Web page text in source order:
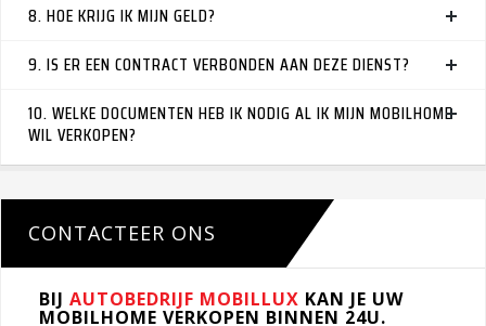
8. HOE KRIJG IK MIJN GELD?
9. IS ER EEN CONTRACT VERBONDEN AAN DEZE DIENST?
10. WELKE DOCUMENTEN HEB IK NODIG AL IK MIJN MOBILHOME
WIL VERKOPEN?
CONTACTEER ONS
BIJ AUTOBEDRIJF MOBILLUX KAN JE UW
MOBILHOME VERKOPEN BINNEN 24U.